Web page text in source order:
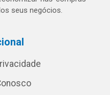
seus negócios.